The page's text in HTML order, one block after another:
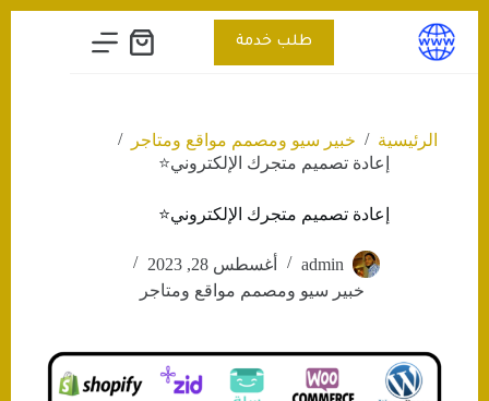
التجاوز
المحتوى
طلب خدمة
عربة
الرئيسية / خبير سيو ومصمم مواقع ومتاجر
/
إعادة تصميم متجرك الإلكتروني⭐️
إعادة تصميم متجرك الإلكتروني⭐️
admin
أغسطس 28, 2023
خبير سيو ومصمم مواقع ومتاجر